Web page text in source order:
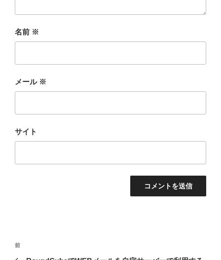
名前 ※
メール ※
サイト
投
前
の
前